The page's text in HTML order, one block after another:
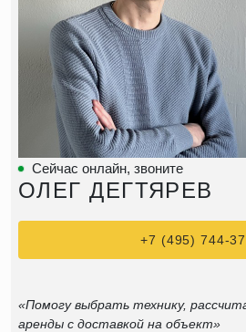
Сейчас онлайн, звоните
ОЛЕГ ДЕГТЯРЕВ
+7 (495) 744-
«Помогу выбрать технику,
аренды с доставкой на объект»